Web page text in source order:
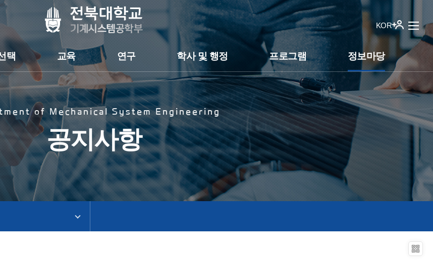
KOR
택 교육 연구 학사 및 행정 프로그램 정보마당
of Mechanical System Engineering
공지사항